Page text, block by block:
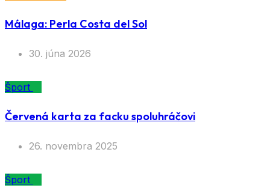
Málaga: Perla Costa del Sol
30. júna 2026
Šport
Červená karta za facku spoluhráčovi
26. novembra 2025
Šport